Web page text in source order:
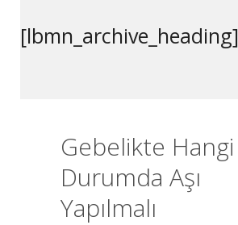
[lbmn_archive_heading]
Gebelikte Hangi
Durumda Aşı
Yapılmalı